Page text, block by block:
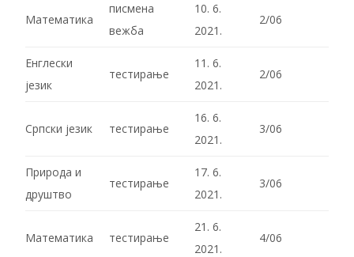
Математика
писмена
вежба
10. 6.
2021.
2/06
Енглески
језик
тестирање
11. 6.
2021.
2/06
Српски језик тестирање
16. 6.
2021.
3/06
Природа и
друштво
тестирање
17. 6.
2021.
3/06
Математика тестирање
21. 6.
2021.
4/06